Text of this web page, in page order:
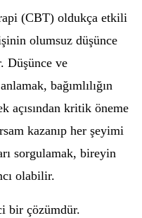
(CBT) oldukça etkili
olumsuz düşünce
Düşünce ve
bağımlılığın
açısından kritik öneme
kazanıp her şeyimi
sorgulamak, bireyin
olabilir.
bir çözümdür.